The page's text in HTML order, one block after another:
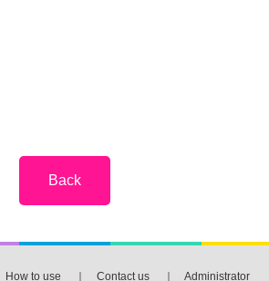
How to use ｜ Contact us ｜ Administrator